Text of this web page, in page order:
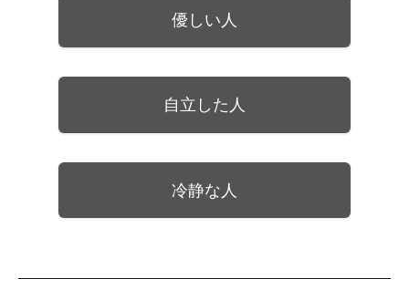
優しい人
自立した人
冷静な人